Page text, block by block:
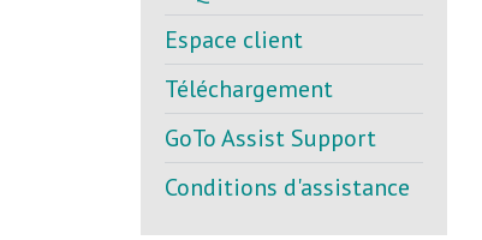
Espace client
Téléchargement
GoTo Assist Support
Conditions d'assistance